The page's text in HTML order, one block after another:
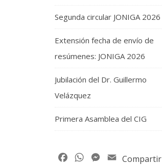
Segunda circular JONIGA 2026
Extensión fecha de envío de
resúmenes: JONIGA 2026
Jubilación del Dr. Guillermo
Velázquez
Primera Asamblea del CIG
FacebookWhatsAppMessenger
Email
Compartir